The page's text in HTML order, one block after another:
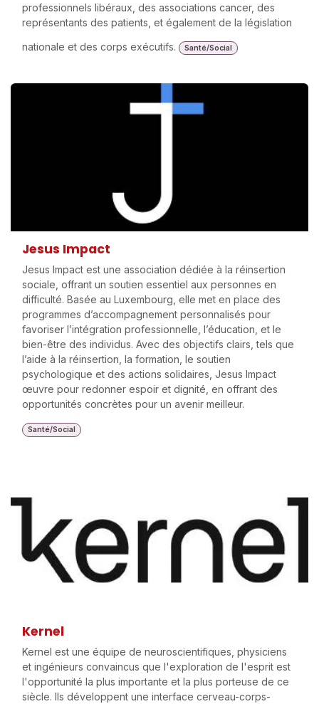
professionnels libéraux, des associations cancer, des
représentants des patients, et également de la législation
nationale et des corps exécutifs.
Santé/Social
Jesus Impact
Jesus Impact est une association dédiée à la réinsertion
sociale, offrant un soutien essentiel aux personnes en
difficulté. Basée au Luxembourg, elle met en place des
programmes d’accompagnement personnalisés pour
favoriser l’intégration professionnelle, l’éducation, et le
bien-être des individus. Avec des objectifs clairs, tels que
l’aide à la réinsertion, la formation, le soutien
psychologique et des actions solidaires, Jesus Impact
œuvre pour redonner espoir et dignité, en offrant des
opportunités concrètes pour un avenir meilleur.
Santé/Social
Kernel
Kernel est une équipe de neuroscientifiques, physiciens
et ingénieurs convaincus que l'exploration de l'esprit est
l'opportunité la plus importante et la plus porteuse de ce
siècle. Ils développent une interface cerveau-corps-